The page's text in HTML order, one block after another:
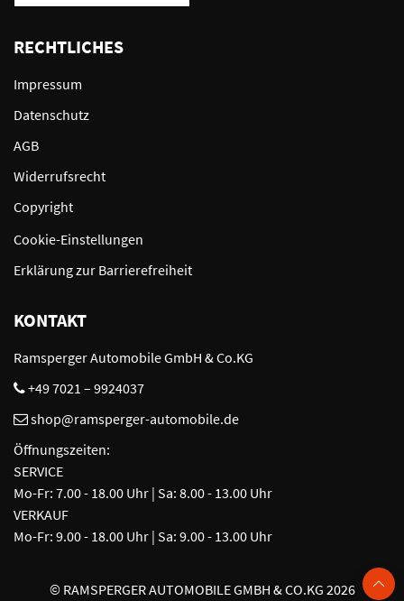
RECHTLICHES
Impressum
Datenschutz
AGB
Widerrufsrecht
Copyright
Cookie-Einstellungen
Erklärung zur Barrierefreiheit
KONTAKT
Ramsperger Automobile GmbH & Co.KG
+49 7021 – 9924037
shop@ramsperger-automobile.de
Öffnungszeiten:
SERVICE
Mo-Fr: 7.00 - 18.00 Uhr | Sa: 8.00 - 13.00 Uhr
VERKAUF
Mo-Fr: 9.00 - 18.00 Uhr | Sa: 9.00 - 13.00 Uhr
© RAMSPERGER AUTOMOBILE GMBH & CO.KG 2026